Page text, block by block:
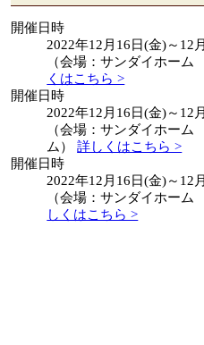
開催日時
2022年12月16日(金)～
（会場：サンダイホー
くはこちら >
開催日時
2022年12月16日(金)～
（会場：サンダイホー
ム）詳しくはこちら >
開催日時
2022年12月16日(金)～
（会場：サンダイホー
しくはこちら >